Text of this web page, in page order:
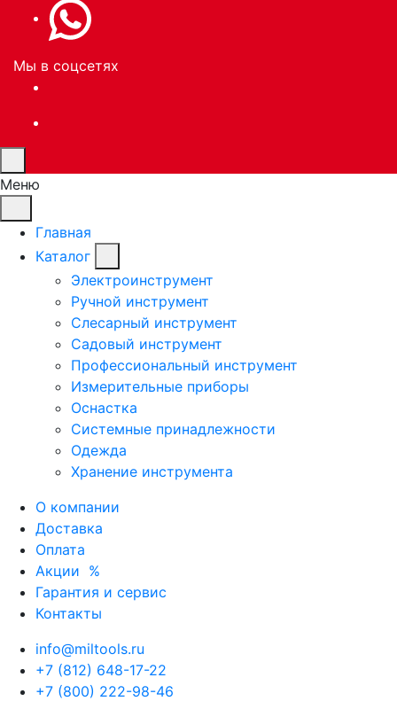
Мы в соцсетях
Меню
Главная
Каталог
Электроинструмент
Ручной инструмент
Слесарный инструмент
Садовый инструмент
Профессиональный инструмент
Измерительные приборы
Оснастка
Системные принадлежности
Одежда
Хранение инструмента
О компании
Доставка
Оплата
Акции %
Гарантия и сервис
Контакты
info@miltools.ru
+7 (812) 648-17-22
+7 (800) 222-98-46